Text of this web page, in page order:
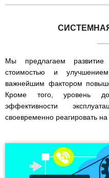
Мы предлагаем
стоимостью и
важнейшим фактором
Кроме того, уровень
эффективности
своевременно реагировать